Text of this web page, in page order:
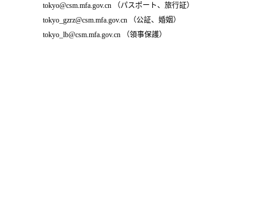
tokyo@csm.mfa.gov.cn （パスポート、旅行証）
tokyo_gzrz@csm.mfa.gov.cn （公証、婚姻）
tokyo_lb@csm.mfa.gov.cn （領事保護）